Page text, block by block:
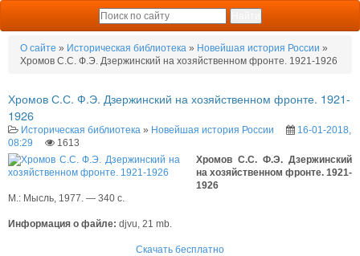
О сайте » Историческая библиотека » Новейшая история России »
Хромов С.С. Ф.Э. Дзержинский на хозяйственном фронте. 1921-1926
Хромов С.С. Ф.Э. Дзержинский на хозяйственном фронте. 1921-
1926
Историческая библиотека » Новейшая история России
16-01-2018,
08:29
1613
Хромов С.С. Ф.Э. Дзержинский
на хозяйственном фронте. 1921-
1926
М.: Мысль, 1977. — 340 с.
Информация о файле: djvu, 21 mb.
Скачать бесплатно